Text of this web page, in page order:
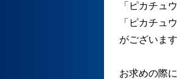
「ピカチュ
「ピカチュ
がございます
お求めの際